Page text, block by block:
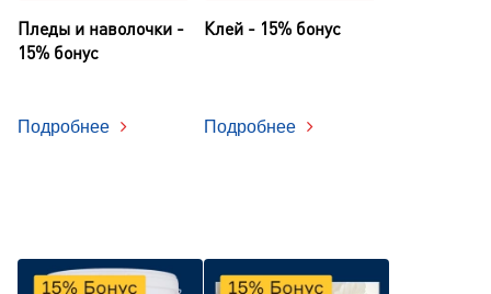
Пледы и наволочки -
15% бонус
Подробнее
Клей - 15% бонус
Подробнее